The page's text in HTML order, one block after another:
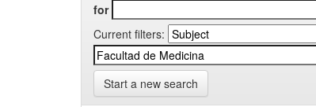
for
Current filters:
Start a new search